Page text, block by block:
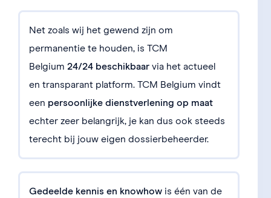
Net zoals wij het gewend zijn om
permanentie te houden, is TCM
Belgium 24/24 beschikbaar via het actueel
en transparant platform. TCM Belgium vindt
een persoonlijke dienstverlening op maat
echter zeer belangrijk, je kan dus ook steeds
terecht bij jouw eigen dossierbeheerder.
Gedeelde kennis en knowhow is één van de